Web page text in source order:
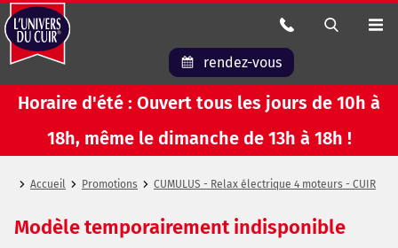
rendez-vous
Horaire d'été : Ouvert tous les jours de 10h à
18h, même le dimanche de 13h à 18h !
Accueil Promotions CUMULUS - Relax électrique 4 moteurs - CUIR
Modèle temporairement indisponible